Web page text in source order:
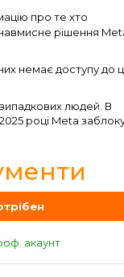
про те хто
рішення
немає доступу до
людей. В
році Meta
акаунт